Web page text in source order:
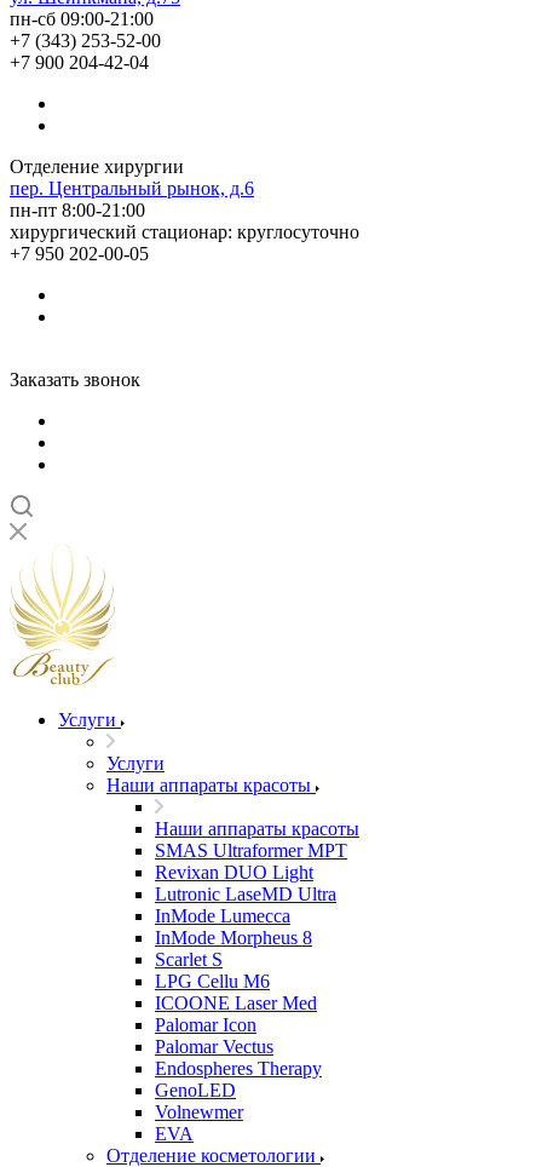
пн-сб 09:00-21:00
+7 (343) 253-52-00
+7 900 204-42-04
Отделение хирургии
пер. Центральный рынок, д.6
пн-пт 8:00-21:00
хирургический стационар: круглосуточно
+7 950 202-00-05
Заказать звонок
Услуги
Услуги
Наши аппараты красоты
Наши аппараты красоты
SMAS Ultraformer MPT
Revixan DUO Light
Lutronic LaseMD Ultra
InMode Lumecca
InMode Morpheus 8
Scarlet S
LPG Cellu M6
ICOONE Laser Med
Palomar Icon
Palomar Vectus
Endospheres Therapy
GenoLED
Volnewmer
EVA
Отделение косметологии